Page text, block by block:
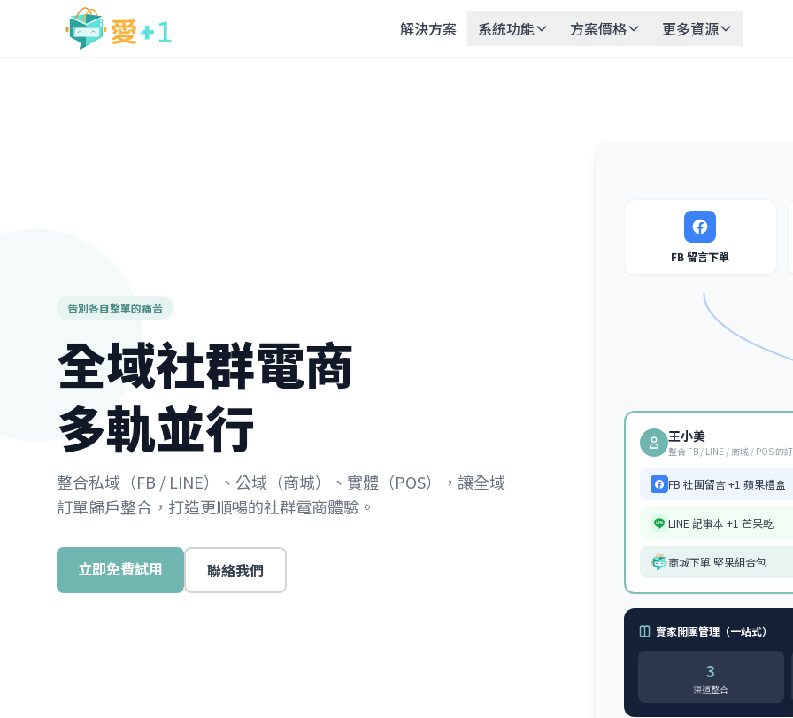
解決方案 系統功能 方案價格 更多資源
告別各自整單的痛苦
全域社群電商
多軌並行
整合私域（FB / LINE）、公域（商城）、實體（POS），讓全域
訂單歸戶整合，打造更順暢的社群電商體驗。
立即免費試用 聯絡我們
FB 留言下單
王小美
整合 FB / LINE / 商城 / POS 的
FB 社團留言 +1 蘋果禮盒
LINE 記事本 +1 芒果乾
商城下單 堅果組合包
賣家開團管理（一站式）
3
渠道整合